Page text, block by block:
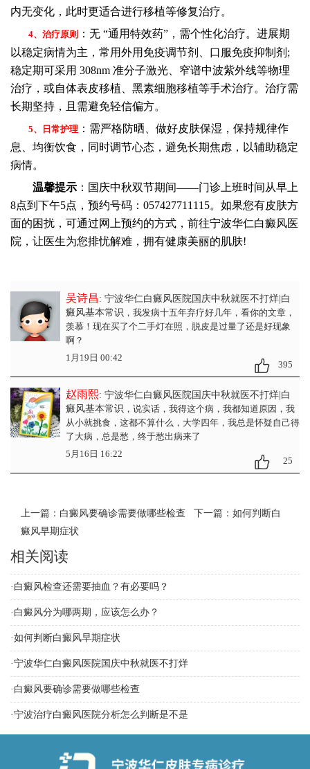
内无变化，此时更适合进行移植等修复治疗。
4、治疗原则 ：无 “通用特效药”，需个性化治疗。进展期
以稳定病情为主，常用外用免疫调节剂、口服免疫抑制剂;
稳定期可采用 308nm 准分子激光、窄谱中波紫外线等物理
治疗，或自体表皮移植、黑素细胞移植等手术治疗。治疗需
长期坚持，且需避免轻信偏方。
5、日常护理 ：需严格防晒、做好皮肤保湿，保持规律作
息、均衡饮食，同时调节心态，避免长期焦虑，以辅助稳定
病情。
温馨提示 ：国庆中秋双节期间——门诊上班时间从早上
8点到下午5点，预约号码：057427711115。如果您有皮肤方
面的困扰，可通过网上预约的方式，前往宁波华仁白癜风医
院，让医生为您排忧解难，拥有健康美丽的肌肤!
吴诗昌 : 宁波华仁白癜风医院国庆中秋就医不打烊|白
癜风基本常识 ，我发病十五年弃疗好几年，看你的文章，
羡慕！现在买了个二手灯在照，脱皮是过量了还是好现象
啊？
1月19日 00:42
395
赵雨熙: 宁波华仁白癜风医院国庆中秋就医不打烊|白
癜风基本常识 ，说实话，我得这个病，我都知道原因，我
从小就挑食，这都不算什么，大学四年，我总是怀疑自己得
了大病，总是愁，终于愁出病来了
5月16日 16:22
25
上一篇： 白癜风要确诊需要做哪些检查 下一篇： 如何判断白
癜风早期症状
相关阅读
· 白癜风检查还需要抽血？有必要吗？
· 白癜风分为哪两期，应该怎么办？
·如何判断白癜风早期症状
·宁波华仁白癜风医院国庆中秋就医不打烊
· 白癜风要确诊需要做哪些检查
·宁波治疗白癜风医院分析怎么判断是不是